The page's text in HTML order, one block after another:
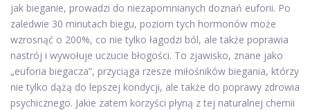
jak bieganie, prowadzi do niezapomnianych doznań euforii. Po
zaledwie 30 minutach biegu, poziom tych hormonów może
wzrosnąć o 200%, co nie tylko łagodzi ból, ale także poprawia
nastrój i wywołuje uczucie błogości. To zjawisko, znane jako
„euforia biegacza”, przyciąga rzesze miłośników biegania, którzy
nie tylko dążą do lepszej kondycji, ale także do poprawy zdrowia
psychicznego. Jakie zatem korzyści płyną z tej naturalnej chemii